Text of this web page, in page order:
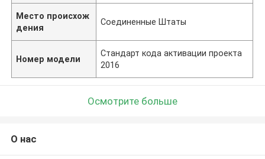
Место происхож
дения
Соединенные Штаты
Номер модели
Стандарт кода активации проекта
2016
Осмотрите больше
О нас